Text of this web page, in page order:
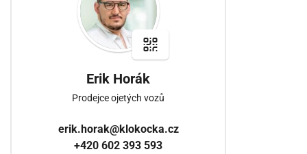
Erik Horák
Prodejce ojetých vozů
erik.horak@klokocka.cz
+420 602 393 593